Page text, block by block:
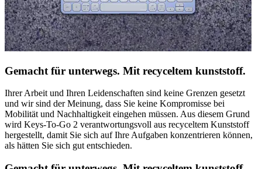
Gemacht für unterwegs. Mit recyceltem kunststoff.
Ihrer Arbeit und Ihren Leidenschaften sind keine Grenzen gesetzt
und wir sind der Meinung, dass Sie keine Kompromisse bei
Mobilität und Nachhaltigkeit eingehen müssen. Aus diesem Grund
wird Keys-To-Go 2 verantwortungsvoll aus recyceltem Kunststoff
hergestellt, damit Sie sich auf Ihre Aufgaben konzentrieren können,
als hätten Sie sich gut entschieden.